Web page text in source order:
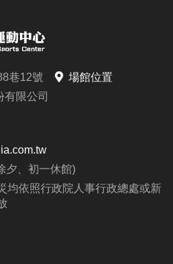
巷12號
場館位置
有限公司
夕、初一休館)
均依照行政院人事行政總處或新